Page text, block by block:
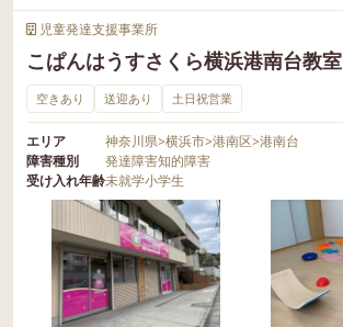
児童発達支援事業所
こぱんはうすさくら横浜港南台教室
空きあり 送迎あり 土日祝営業
エリア 神奈川県>横浜市>港南区>港南台
障害種別
発達障害知的障害
受け入れ年齢未就学小学生